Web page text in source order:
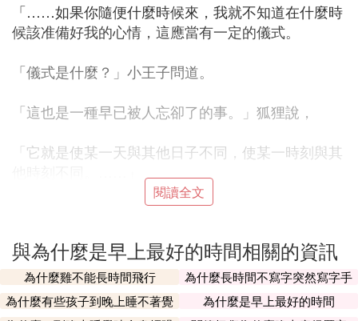
「……如果你隨便什麼時候來，我就不知道在什麼時
候該准備好我的心情，這應當有一定的儀式。
「儀式是什麼？」小王子問道。
「這也是一種早已被人忘卻了的事。」狐狸說，
「它就是使某一天與其他日子不同，使某一時刻與其
所以，早起其實是一種儀式感。人的一生日復一日，
白天的時候，人類的原始屬性是夜伏晝出。所以，農
民伯伯們很重視早起的時間，在天蒙蒙亮時便帶著鋤
頭外出勞作，太陽出來時興高采烈的回來吃晚飯。所
以，早起其實是一天工作開始的儀式感。有了這個儀
閱讀全文
與為什麼是早上最好的時間相關的資訊
為什麼雞不能長時間飛行
為什麼長時間不寫字突然寫字手
會不習慣
為什麼有些孩子到晚上睡不著覺
為什麼是早上最好的時間